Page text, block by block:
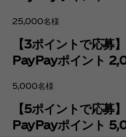
25,000名様
【3ポイントで応募】
PayPayポイント
5,000名様
【5ポイントで応募】
PayPayポイント